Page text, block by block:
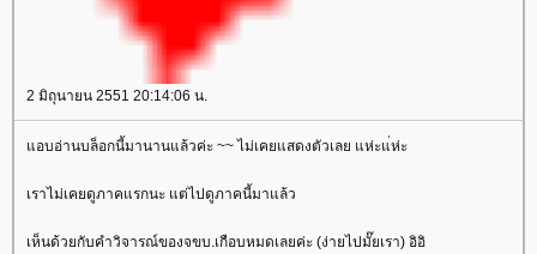
2 มิถุนายน 2551 20:14:06 น.
อบอ่านบล็อกนี้มานานแล้วค่ะ ~~ ไม่เคยแสดงตัวเลย แห่ะแ่ห่ะ
เราไม่เคยดูภาคแรกนะ แต่ไปดูภาคนี้มาแล้ว
เห็นด้วยกับคำวิจารณ์ของจขบ.เกือบหมดเลยค่ะ (ง่ายไปมั๊ยเรา) อิอิ